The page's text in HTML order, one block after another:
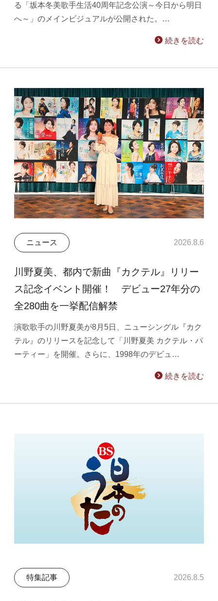
る「坂本冬美歌手生活40周年記念公演～今日から明日
へ～」のメインビジュアルが公開された。…
続きを読む
ニュース 2026.8.6
川野夏美、都内で新曲『カクテル』リリー
ス記念イベント開催！ デビュー27年分の
全280曲を一挙配信解禁
演歌歌手の川野夏美が8月5日、ニューシングル『カク
テル』のリリースを記念して「川野夏美 カクテル・パ
ーティー」を開催。さらに、1998年のデビュ…
続きを読む
特集記事 2026.8.5